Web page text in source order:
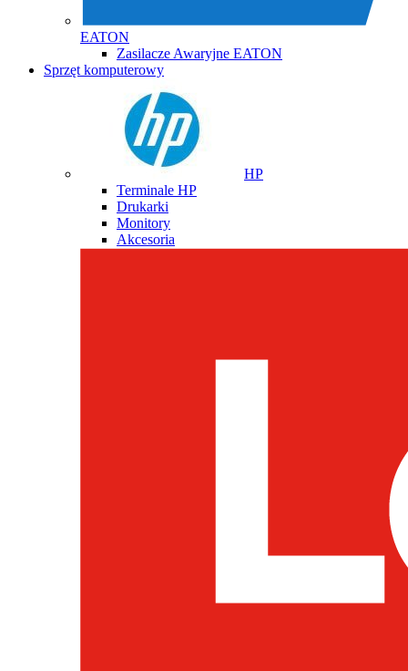
EATON
Zasilacze Awaryjne EATON
Sprzęt komputerowy
HP
Terminale HP
Drukarki
Monitory
Akcesoria